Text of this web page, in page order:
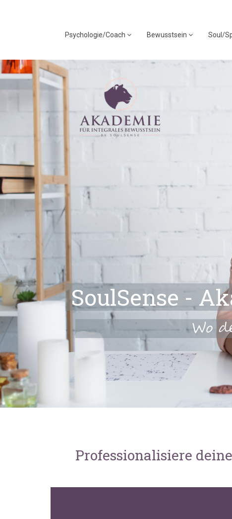
Psychologie/Coach Bewusstsein Soul/
Wo
SoulSense -
Professionalisiere